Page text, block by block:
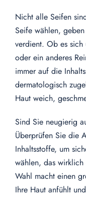
Nicht alle Seifen
Seife wählen,
verdient. Ob es
oder ein anderes
immer auf die
dermatologisch
Haut weich,
Sind Sie neugierig
Überprüfen Sie die
Inhaltsstoffe, um
wählen, das
Wahl macht einen
Ihre Haut anfühlt